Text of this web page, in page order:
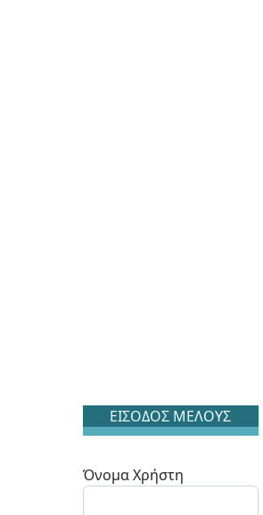
ΕΙΣΟΔΟΣ ΜΕΛΟΥΣ
Όνομα Χρήστη